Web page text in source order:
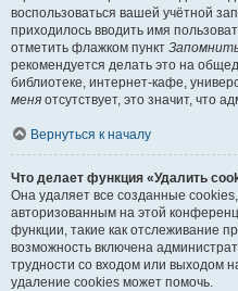
воспользоваться вашей учётной
приходилось вводить имя
отметить флажком пункт
рекомендуется делать это на
библиотеке, интернет-кафе,
меня отсутствует, это значит, что
Вернуться к началу
Что делает функция «Удалить
Она удаляет все созданные
авторизованным на этой
функции, такие как отслеживание
возможность включена
трудности со входом или выходом
удаление cookies может помочь.